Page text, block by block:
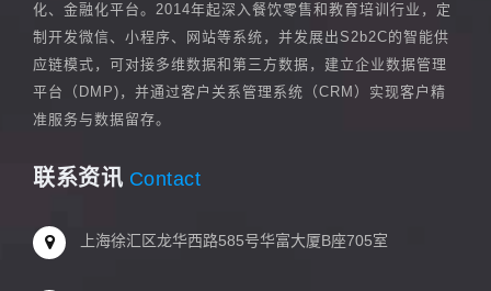
化、金融化平台。2014年起深入餐饮零售和教育培训行业，定
制开发微信、小程序、网站等系统，并发展出S2b2C的智能供
应链模式，可对接多维数据和第三方数据，建立企业数据管理
平台（DMP)，并通过客户关系管理系统（CRM）实现客户精
准服务与数据留存。
联系资讯 Contact
上海徐汇区龙华西路585号华富大厦B座705室